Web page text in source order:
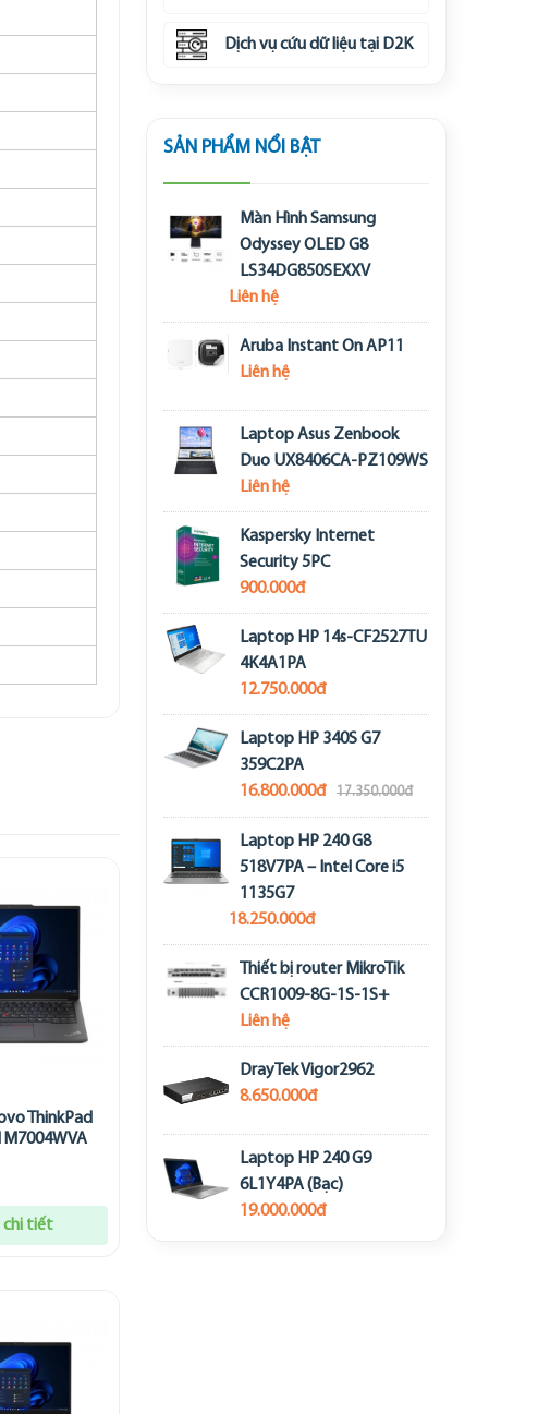
ThinkPad
chi tiết
Dịch vụ cứu dữ liệu tại D2K
SẢN PHẨM NỔI BẬT
Màn Hình Samsung
Odyssey OLED G8
LS34DG850SEXXV
Liên hệ
Aruba Instant On AP11
Liên hệ
Laptop Asus Zenbook
Duo UX8406CA-PZ109WS
Liên hệ
Kaspersky Internet
Security 5PC
900.000đ
Laptop HP 14s-CF2527TU
4K4A1PA
12.750.000đ
Laptop HP 340S G7
359C2PA
16.800.000đ
17.350.000đ
Laptop HP 240 G8
518V7PA – Intel Core i5
1135G7
18.250.000đ
Thiết bị router MikroTik
CCR1009-8G-1S-1S+
Liên hệ
DrayTek Vigor2962
8.650.000đ
Laptop HP 240 G9
6L1Y4PA (Bạc)
19.000.000đ